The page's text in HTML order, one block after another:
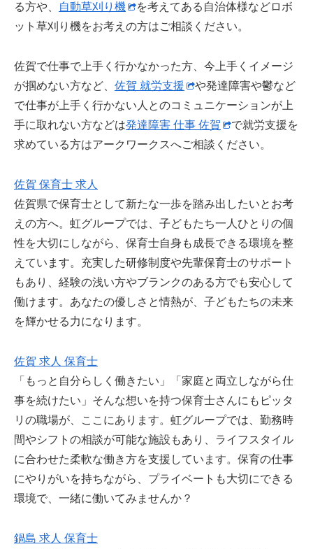
る方や、
自動草刈り機
を考えてある自治体様などロボ
ット草刈り機をお考えの方はご相談ください。
佐賀で仕事で上手く行かなかった方、今上手くイメージ
が掴めない方など、 佐賀 就労支援
や発達障害や鬱など
で仕事が上手く行かない人とのコミュニケーションが上
手に取れない方などは発達障害 仕事 佐賀
で就労支援を
求めている方はアークワークスへご相談ください。
佐賀 保育士 求人
佐賀県で保育士として新たな一歩を踏み出したいとお考
えの方へ。虹グループでは、子どもたち一人ひとりの個
性を大切にしながら、保育士自身も成長できる環境を整
えています。充実した研修制度や先輩保育士のサポート
もあり、経験の浅い方やブランクのある方でも安心して
働けます。あなたの優しさと情熱が、子どもたちの未来
を輝かせる力になります。
佐賀 求人 保育士
「もっと自分らしく働きたい」「家庭と両立しながら仕
事を続けたい」そんな想いを持つ保育士さんにもピッタ
リの職場が、ここにあります。虹グループでは、勤務時
間やシフトの相談が可能な施設もあり、ライフスタイル
に合わせた柔軟な働き方を支援しています。保育の仕事
にやりがいを持ちながら、プライベートも大切にできる
環境で、一緒に働いてみませんか？
鍋島 求人 保育士